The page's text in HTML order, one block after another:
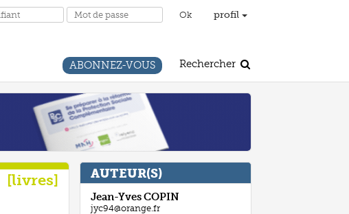
profil
ABONNEZ-VOUS Rechercher
livres AUTEUR(S)
Jean-YvesCOPIN
jyc94@orange.fr